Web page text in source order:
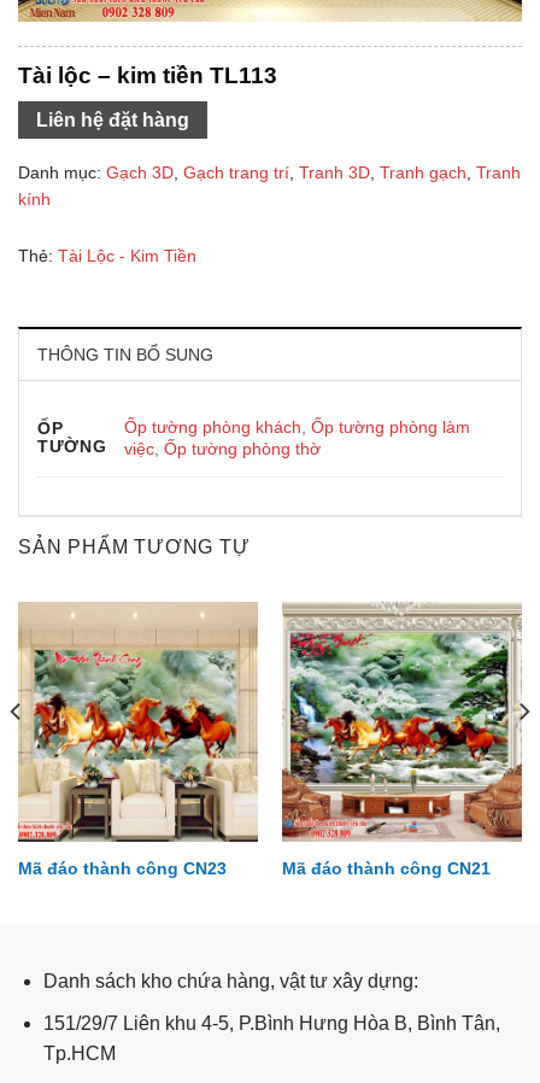
Tài lộc – kim tiền TL113
Liên hệ đặt hàng
Danh mục: Gạch 3D, Gạch trang trí, Tranh 3D, Tranh gạch, Tranh
kính
Thẻ: Tài Lộc - Kim Tiền
THÔNG TIN BỔ SUNG
ỐP
TƯỜNG
Ốp tường phòng khách ,Ốp tường phòng làm
việc ,Ốp tường phòng thờ
SẢN PHẨM TƯƠNG TỰ
Mã đáo thành công CN23 Mã đáo thành công CN21
Danh sách kho chứa hàng, vật tư xây dựng:
151/29/7 Liên khu 4-5, P.Bình Hưng Hòa B, Bình Tân,
Tp.HCM